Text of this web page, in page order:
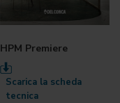
HPM Premiere
Scarica la scheda
tecnica